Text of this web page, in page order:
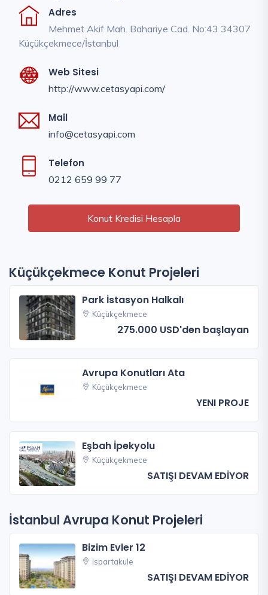
Adres
Mehmet Akif Mah. Bahariye Cad. No:43 34307
Küçükçekmece/İstanbul
Web Sitesi
http://www.cetasyapi.com/
Mail
info@cetasyapi.com
Telefon
0212 659 99 77
Konut Kredisi Hesapla
Küçükçekmece Konut Projeleri
Park İstasyon Halkalı
Küçükçekmece
275.000 USD'den başlayan
Avrupa Konutları Ata
Küçükçekmece
YENI PROJE
Eşbah İpekyolu
Küçükçekmece
SATIŞI DEVAM EDİYOR
İstanbul Avrupa Konut Projeleri
Bizim Evler 12
Ispartakule
SATIŞI DEVAM EDİYOR